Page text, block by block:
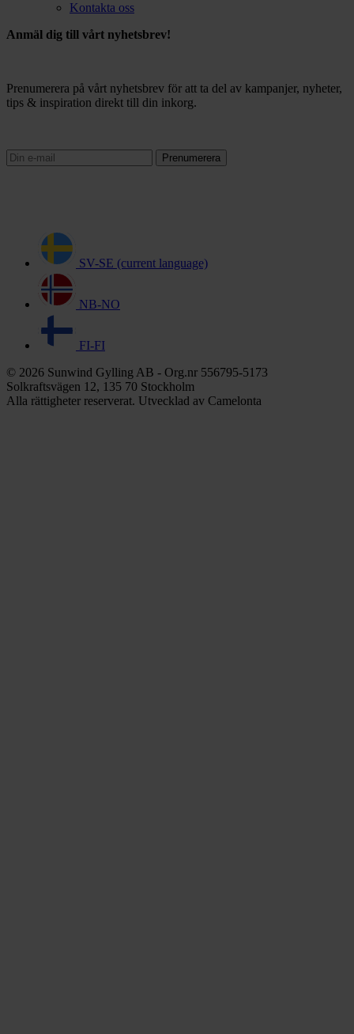
Kontakta oss
Anmäl dig till vårt nyhetsbrev!
Prenumerera på vårt nyhetsbrev för att ta del av kampanjer, nyheter,
tips & inspiration direkt till din inkorg.
Prenumerera
SV-SE (current language)
NB-NO
FI-FI
© 2026 Sunwind Gylling AB - Org.nr 556795-5173
Solkraftsvägen 12, 135 70 Stockholm
Alla rättigheter reserverat. Utvecklad av Camelonta